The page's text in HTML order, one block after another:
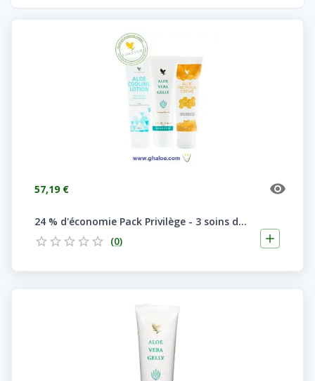
57,19 €
24 % d'économie Pack Privilège - 3 soins de la peau essentiels
(0)